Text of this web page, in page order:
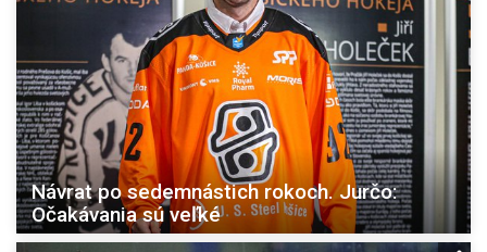
Návrat po sedemnástich rokoch. Jurčo:
Očakávania sú veľké